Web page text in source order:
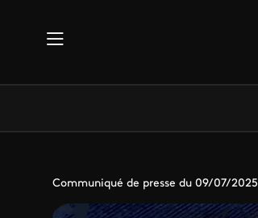
Communiqué de presse du 09/07/2025